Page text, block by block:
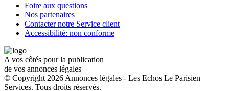
Foire aux questions
Nos partenaires
Contacter notre Service client
Accessibilité: non conforme
A vos côtés pour la publication
de vos annonces légales
© Copyright 2026 Annonces légales - Les Echos Le Parisien
Services. Tous droits réservés.